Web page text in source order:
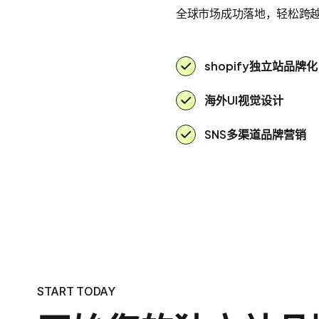
全球市场成功落地，轻松跨
shopify独立站品牌化
海外UI视觉设计
SNS多渠道品牌营销
START TODAY